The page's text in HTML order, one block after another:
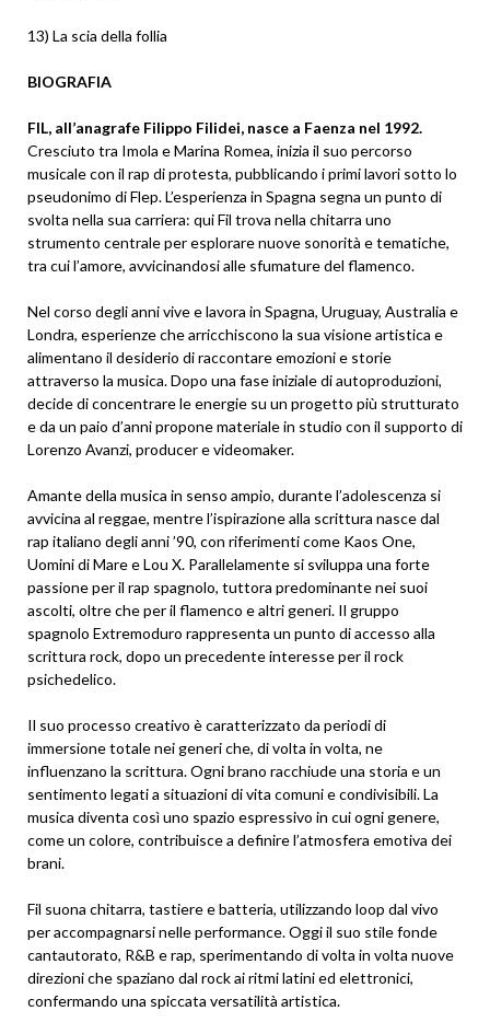
13) La scia della follia
BIOGRAFIA
FIL, all’anagrafe Filippo Filidei, nasce a Faenza nel 1992.
Cresciuto tra Imola e Marina Romea, inizia il suo percorso
musicale con il rap di protesta, pubblicando i primi lavori sotto lo
pseudonimo di Flep. L’esperienza in Spagna segna un punto di
svolta nella sua carriera: qui Fil trova nella chitarra uno
strumento centrale per esplorare nuove sonorità e tematiche,
tra cui l’amore, avvicinandosi alle sfumature del flamenco.
Nel corso degli anni vive e lavora in Spagna, Uruguay, Australia e
Londra, esperienze che arricchiscono la sua visione artistica e
alimentano il desiderio di raccontare emozioni e storie
attraverso la musica. Dopo una fase iniziale di autoproduzioni,
decide di concentrare le energie su un progetto più strutturato
e da un paio d’anni propone materiale in studio con il supporto di
Lorenzo Avanzi, producer e videomaker.
Amante della musica in senso ampio, durante l’adolescenza si
avvicina al reggae, mentre l’ispirazione alla scrittura nasce dal
rap italiano degli anni ’90, con riferimenti come Kaos One,
Uomini di Mare e Lou X. Parallelamente si sviluppa una forte
passione per il rap spagnolo, tuttora predominante nei suoi
ascolti, oltre che per il flamenco e altri generi. Il gruppo
spagnolo Extremoduro rappresenta un punto di accesso alla
scrittura rock, dopo un precedente interesse per il rock
psichedelico.
Il suo processo creativo è caratterizzato da periodi di
immersione totale nei generi che, di volta in volta, ne
influenzano la scrittura. Ogni brano racchiude una storia e un
sentimento legati a situazioni di vita comuni e condivisibili. La
musica diventa così uno spazio espressivo in cui ogni genere,
come un colore, contribuisce a definire l’atmosfera emotiva dei
brani.
Fil suona chitarra, tastiere e batteria, utilizzando loop dal vivo
per accompagnarsi nelle performance. Oggi il suo stile fonde
cantautorato, R&B e rap, sperimentando di volta in volta nuove
direzioni che spaziano dal rock ai ritmi latini ed elettronici,
confermando una spiccata versatilità artistica.